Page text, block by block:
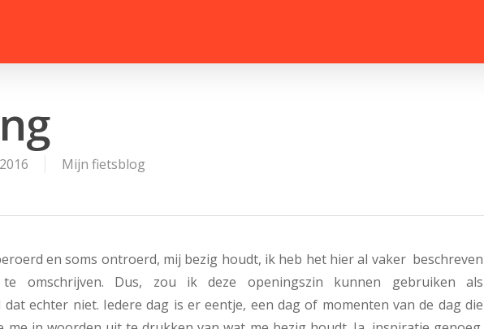
Mijn fietsblog
en soms ontroerd, mij bezig houdt, ik heb het hier al vaker beschreven
omschrijven. Dus, zou ik deze openingszin kunnen gebruiken als
echter niet. Iedere dag is er eentje, een dag of momenten van de dag die